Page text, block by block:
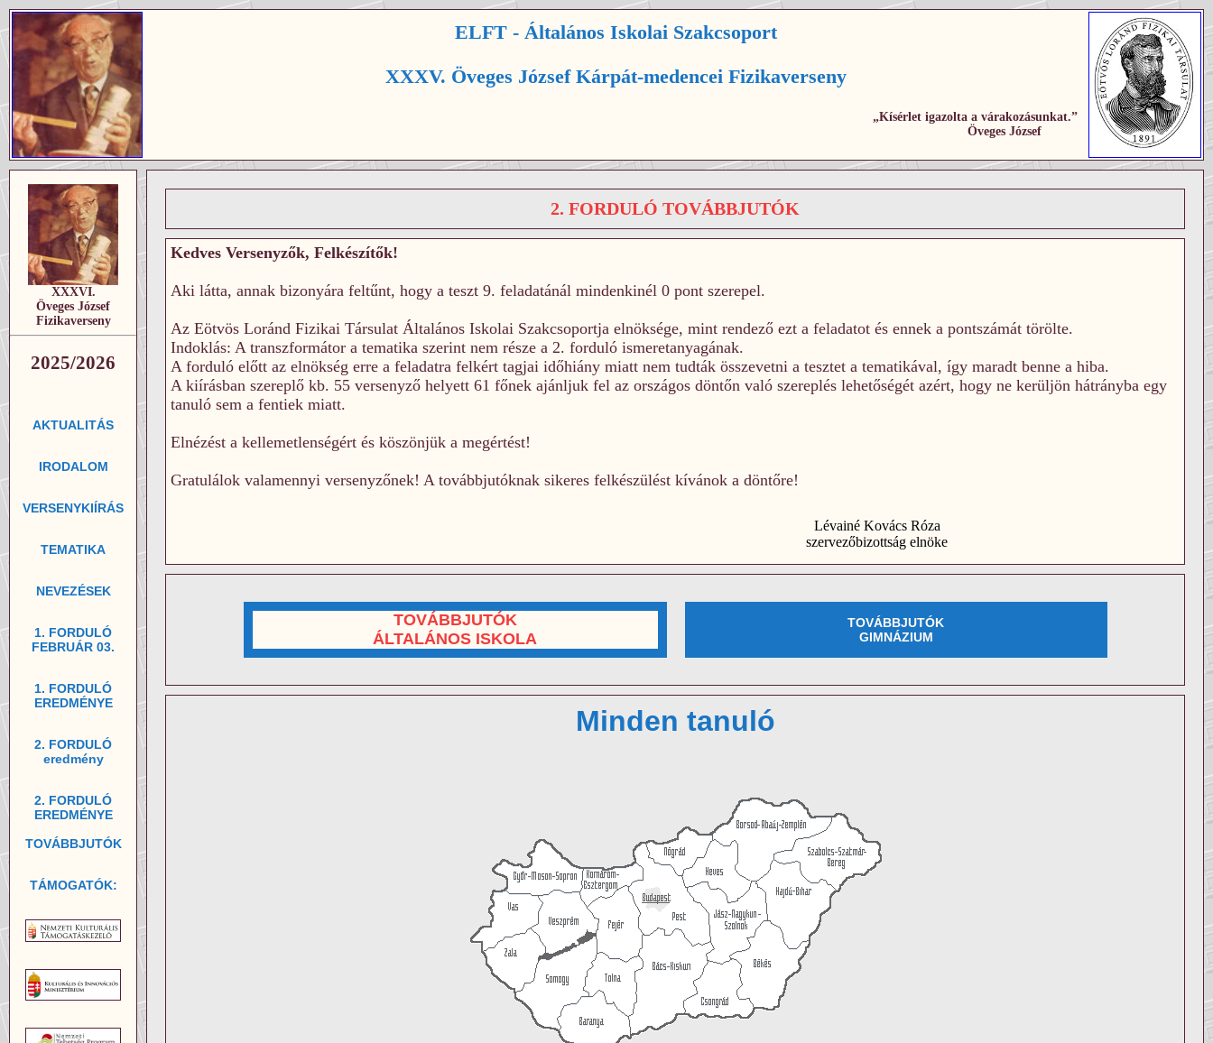
ELFT - Általános Iskolai Szakcsoport
XXXV. Öveges József Kárpát-medencei Fizikaverseny
„Kísérlet igazolta a várakozásunkat.”
Öveges József
XXXVI.
Öveges József
Fizikaverseny
2025/2026
AKTUALITÁS
IRODALOM
VERSENYKIÍRÁS
TEMATIKA
NEVEZÉSEK
1. FORDULÓ
FEBRUÁR 03.
1. FORDULÓ
EREDMÉNYE
2. FORDULÓ
eredmény
2. FORDULÓ
EREDMÉNYE
TOVÁBBJUTÓK
TÁMOGATÓK:
2. FORDULÓ TOVÁBBJUTÓK
Kedves Versenyzők, Felkészítők!
Aki látta, annak bizonyára feltűnt, hogy a teszt 9. feladatánál mindenkinél 0 pont szerepel.
Az Eötvös Loránd Fizikai Társulat Általános Iskolai Szakcsoportja elnöksége, mint rendező ezt a feladatot és ennek a pontszámát törölte.
Indoklás: A transzformátor a tematika szerint nem része a 2. forduló ismeretanyagának.
A forduló előtt az elnökség erre a feladatra felkért tagjai időhiány miatt nem tudták összevetni a tesztet a tematikával, így maradt benne a hiba.
A kiírásban szereplő kb. 55 versenyző helyett 61 főnek ajánljuk fel az országos döntőn való szereplés lehetőségét azért, hogy ne kerüljön hátrányba egy
tanuló sem a fentiek miatt.
Elnézést a kellemetlenségért és köszönjük a megértést!
Gratulálok valamennyi versenyzőnek! A továbbjutóknak sikeres felkészülést kívánok a döntőre!
Lévainé Kovács Róza
szervezőbizottság elnöke
TOVÁBBJUTÓK
ÁLTALÁNOS ISKOLA
TOVÁBBJUTÓK
GIMNÁZIUM
Minden tanuló